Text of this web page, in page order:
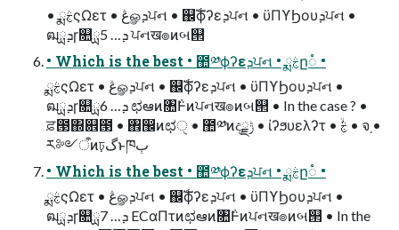
• ྨࣅςΩετ • ڠௐܕਪન • ஌ࣝϕʔεܕਪન • ϋΠϒϦουܕਪન •
ฒྻܕɼ௚ྻܕ… 5 ਪનख๏ͷબ୒
• Which is the best • ಺༰ϕʔεܕਪન • ྨࣅը૾ •
ྨࣅςΩετ • ڠௐܕਪન • ஌ࣝϕʔεܕਪન • ϋΠϒϦουܕਪન •
ฒྻܕɼ௚ྻܕ… 6 ಛఆͷ৚݅Ͱͷਪનख๏ͷબ୒ • In the case ? •
ਫ਼౓΍଎౓ • ঎඼ͷಛੑ • ಺༰ͷදݱྗ • ίʔϧυελʔτ • ۙࣅ • จ຺ •
ར༻ऀͷঢ়گͱཁٻ
• Which is the best • ಺༰ϕʔεܕਪન • ྨࣅը૾ •
ྨࣅςΩετ • ڠௐܕਪન • ஌ࣝϕʔεܕਪન • ϋΠϒϦουܕਪન •
ฒྻܕɼ௚ྻܕ… 7 ECαΠτͷಛఆͷ৚݅Ͱͷਪનख๏ͷબ୒ • In the